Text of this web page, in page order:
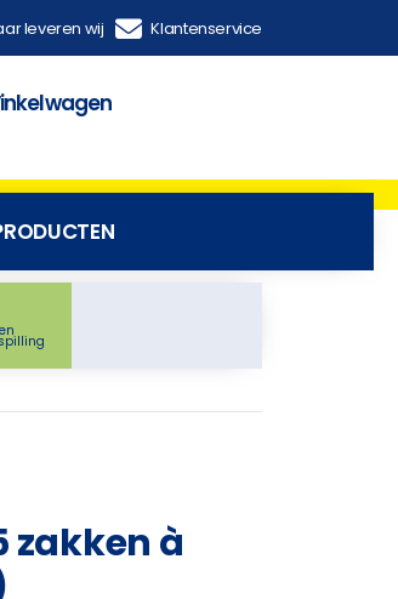
leveren wij Klantenservice
zakken à